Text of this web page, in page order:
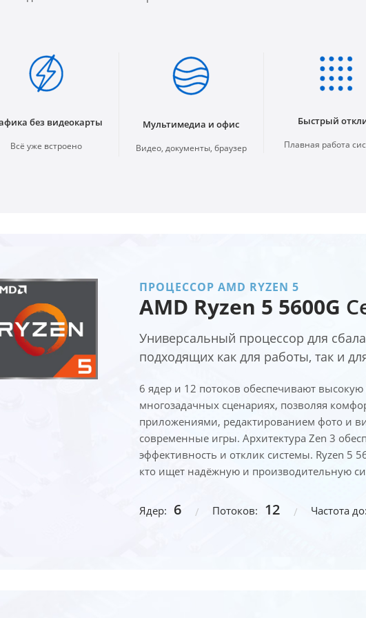
без видеокарты
Всё уже встроено
Мультимедиа и офис
Видео, документы, браузер
Быстрый
Плавная работа
ПРОЦЕССОР AMD RYZEN 5
AMD Ryzen 5 5600G
Универсальный процессор для
подходящих как для работы, так и
6 ядер и 12 потоков обеспечивают
многозадачных сценариях, позволяя
приложениями, редактированием фото и
современные игры. Архитектура Zen 3
эффективность и отклик системы. Ryzen 5
кто ищет надёжную и производительную
Ядер: 6 Потоков: 12 Частота до: